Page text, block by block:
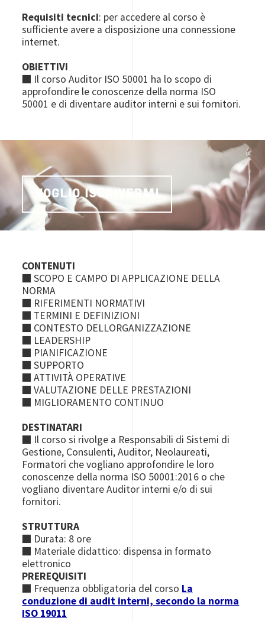
Requisiti tecnici: per accedere al corso è
sufficiente avere a disposizione una connessione
internet.
OBIETTIVI
■ Il corso Auditor ISO 50001 ha lo scopo di
approfondire le conoscenze della norma ISO
50001 e di diventare auditor interni e sui fornitori.
VOGLIO ISCRIVERMI
CONTENUTI
■ SCOPO E CAMPO DI APPLICAZIONE DELLA
NORMA
■ RIFERIMENTI NORMATIVI
■ TERMINI E DEFINIZIONI
■ CONTESTO DELLORGANIZZAZIONE
■ LEADERSHIP
■ PIANIFICAZIONE
■ SUPPORTO
■ ATTIVITÀ OPERATIVE
■ VALUTAZIONE DELLE PRESTAZIONI
■ MIGLIORAMENTO CONTINUO
DESTINATARI
■ Il corso si rivolge a Responsabili di Sistemi di
Gestione, Consulenti, Auditor, Neolaureati,
Formatori che vogliano approfondire le loro
conoscenze della norma ISO 50001:2016 o che
vogliano diventare Auditor interni e/o di sui
fornitori.
STRUTTURA
■ Durata: 8 ore
■ Materiale didattico: dispensa in formato
elettronico
PREREQUISITI
■ Frequenza obbligatoria del corso La
conduzione di audit interni, secondo la norma
ISO 19011